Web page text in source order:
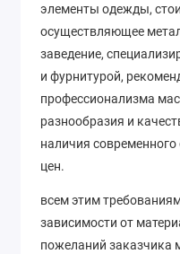
элементы одежды,
осуществляющее
заведение,
и фурнитурой,
профессионализма
разнообразия и
наличия
цен.
всем этим
зависимости от
пожеланий заказчика